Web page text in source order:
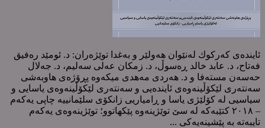
ئایندەی کەرکوك لەنێوان ھەولێر و بەغدا توێژەران: د. ئومێد رەفیق
فەتاح، د. عابد خالد ڕەسوڵ، د. زمکان عەلی سەلیم، د. جەلال
حەسەن مستەفا و د. ھەردی مەھدی میکەوە پڕۆژەی ھاوبەشی
سەنتەری لێکۆڵینەوەی ئایندەیی و سەنتەری لێکۆڵینەوەی یاسایی و
سیاسیی لە کۆلێژی یاسا و ڕامیاریی زانکۆی سلێمانییە چاپی یەکەم
– ٢٠١٨ کتێبەکە لە سێ توێژینەوە پێکھاتوو؛ توێژینەوەی یەکەم
تایبەتە بە پێشینەیەکی ...